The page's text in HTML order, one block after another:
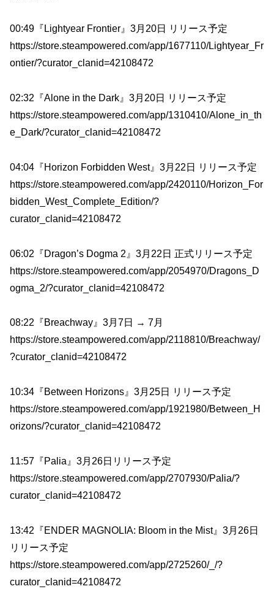
00:49『Lightyear Frontier』3月20日 リリース予定
https://store.steampowered.com/app/1677110/Lightyear_Fr
ontier/?curator_clanid=42108472
02:32『Alone in the Dark』3月20日 リリース予定
https://store.steampowered.com/app/1310410/Alone_in_th
e_Dark/?curator_clanid=42108472
04:04『Horizon Forbidden West』3月22日 リリース予定
https://store.steampowered.com/app/2420110/Horizon_For
bidden_West_Complete_Edition/?
curator_clanid=42108472
06:02『Dragon’s Dogma 2』3月22日 正式リリース予定
https://store.steampowered.com/app/2054970/Dragons_D
ogma_2/?curator_clanid=42108472
08:22『Breachway』3月7日 → 7月
https://store.steampowered.com/app/2118810/Breachway/
?curator_clanid=42108472
10:34『Between Horizons』3月25日 リリース予定
https://store.steampowered.com/app/1921980/Between_H
orizons/?curator_clanid=42108472
11:57『Palia』3月26日リリース予定
https://store.steampowered.com/app/2707930/Palia/?
curator_clanid=42108472
13:42『ENDER MAGNOLIA: Bloom in the Mist』3月26日
リリース予定
https://store.steampowered.com/app/2725260/_/?
curator_clanid=42108472